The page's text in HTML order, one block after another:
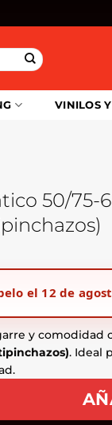
VINILOS
50/75-
el 12 de
y comodidad
. Ideal